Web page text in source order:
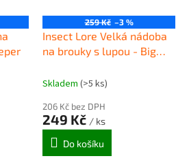
259 Kč –3 %
Insect Lore Velká nádoba
na brouky s lupou - Big
Skladem (>5 ks)
206 Kč bez DPH
249 Kč / ks
Do košíku